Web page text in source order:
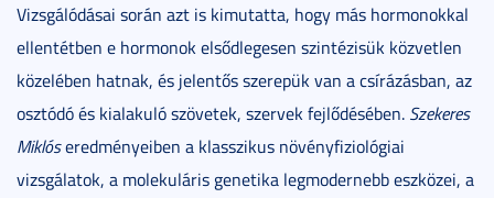
Vizsgálódásai során azt is kimutatta, hogy más hormonokkal
ellentétben e hormonok elsődlegesen szintézisük közvetlen
közelében hatnak, és jelentős szerepük van a csírázásban, az
osztódó és kialakuló szövetek, szervek fejlődésében. Szekeres
Miklóseredményeiben a klasszikus növényfiziológiai
vizsgálatok, a molekuláris genetika legmodernebb eszközei, a